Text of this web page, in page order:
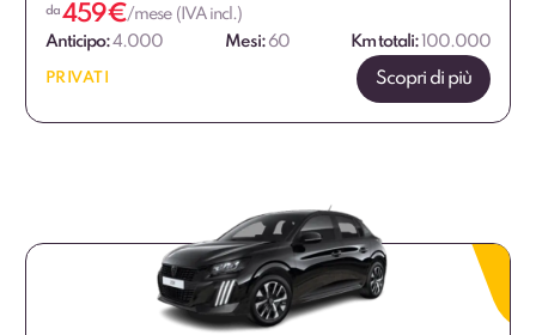
da 459€/mese (IVA incl.)
Anticipo:4.000 Mesi: 60 Km totali: 100.000
PRIVATI Scopri di più